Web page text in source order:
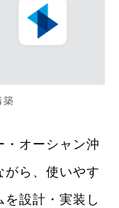
築
・オーシャン沖
ら、使いやす
設計・実装し